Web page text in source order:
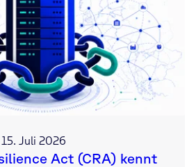
15. Juli 2026
Act (CRA) kennt